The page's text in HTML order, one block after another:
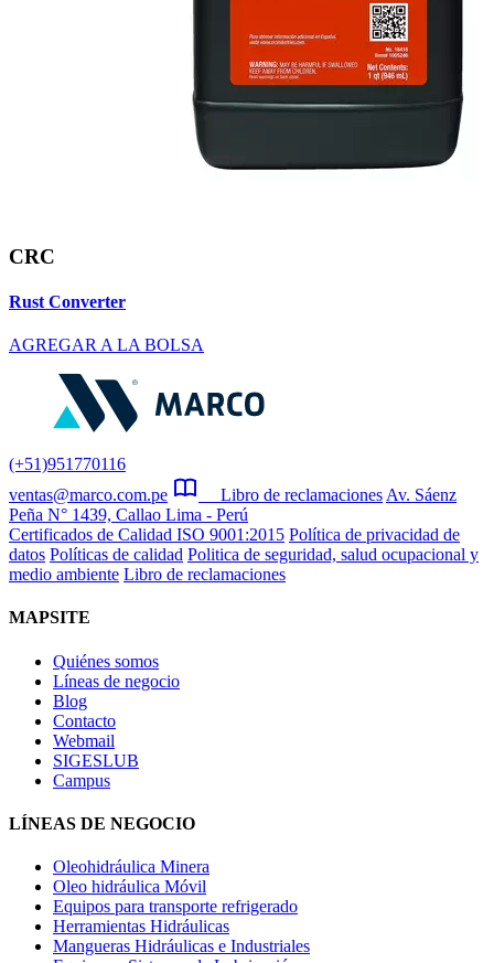
CRC
Rust Converter
AGREGAR A LA BOLSA
(+51)951770116
ventas@marco.com.pe
Libro de reclamaciones Av. Sáenz
Peña N° 1439, Callao Lima - Perú
Certificados de Calidad ISO 9001:2015 Política de privacidad de
datos Políticas de calidad Politica de seguridad, salud ocupacional y
medio ambiente Libro de reclamaciones
MAPSITE
Quiénes somos
Líneas de negocio
Blog
Contacto
Webmail
SIGESLUB
Campus
LÍNEAS DE NEGOCIO
Oleohidráulica Minera
Oleo hidráulica Móvil
Equipos para transporte refrigerado
Herramientas Hidráulicas
Mangueras Hidráulicas e Industriales